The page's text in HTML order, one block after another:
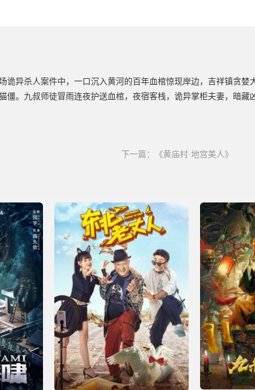
诡异杀人案件中，一口沉入黄河的百年血棺惊现岸边，吉祥镇贪
僵。九叔师徒冒雨连夜护送血棺，夜宿客栈，诡异掌柜夫妻，暗
下一篇： 《黄庙村·地宫美人》